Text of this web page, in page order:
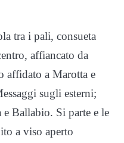
tra i pali, consueta
affiancato da
affidato a Marotta e
sugli esterni;
e Ballabio. Si parte e le
a viso aperto